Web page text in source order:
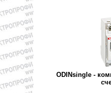
ODINsingle -